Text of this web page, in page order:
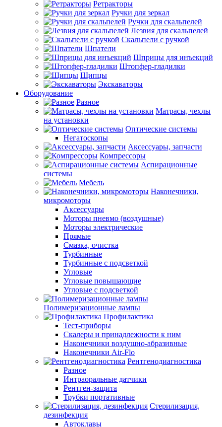
Ретракторы
Ручки для зеркал
Ручки для скальпелей
Лезвия для скальпелей
Скальпели с ручкой
Шпатели
Шприцы для инъекций
Штопфер-гладилки
Щипцы
Экскаваторы
Оборудование
Разное
Матрасы, чехлы
на установки
Оптические системы
Негатоскопы
Аксессуары, запчасти
Компрессоры
Аспирационные
системы
Мебель
Наконечники,
микромоторы
Аксессуары
Моторы пневмо (воздушные)
Моторы электрические
Прямые
Смазка, очистка
Турбинные
Турбинные с подсветкой
Угловые
Угловые повышающие
Угловые с подсветкой
Полимеризационные лампы
Профилактика
Тест-приборы
Скалеры и принадлежности к ним
Наконечники воздушно-абразивные
Наконечники Air-Flo
Рентгенодиагностика
Разное
Интраоральные датчики
Рентген-защита
Трубки портативные
Стерилизация,
дезинфекция
Автоклавы